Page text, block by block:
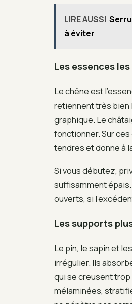
LIRE AUSSI
à éviter
Les essences
Le chêne est
retiennent très bien
graphique. Le
fonctionner. Sur
tendres et donne à
Si vous débutez,
suffisamment
ouverts, si
Les supports
Le pin, le sapin et
irrégulier. Ils
qui se creusent
mélaminées,